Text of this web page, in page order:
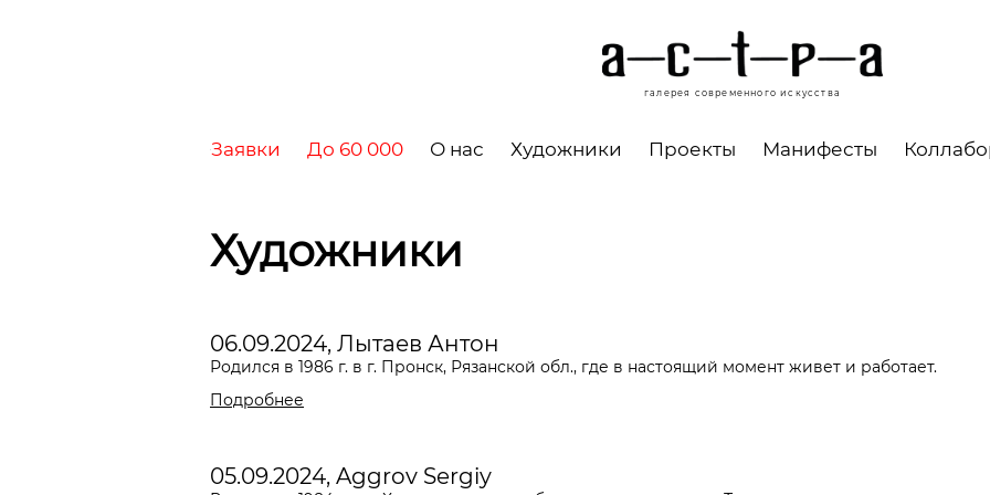
галерея современного искусства
Заявки До 60 000 О нас Художники Проекты Манифесты
Художники
06.09.2024, Лытаев Антон
Родился в 1986 г. в г. Пронск, Рязанской обл., где в настоящий момент живет и работает.
Подробнее
05.09.2024, Aggrov Sergiy